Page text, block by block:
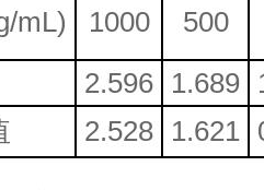
mL) 1000
500
2.596 1.689
2.528 1.621